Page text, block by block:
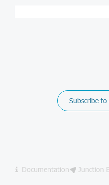
Subscribe to
Documentation Junction